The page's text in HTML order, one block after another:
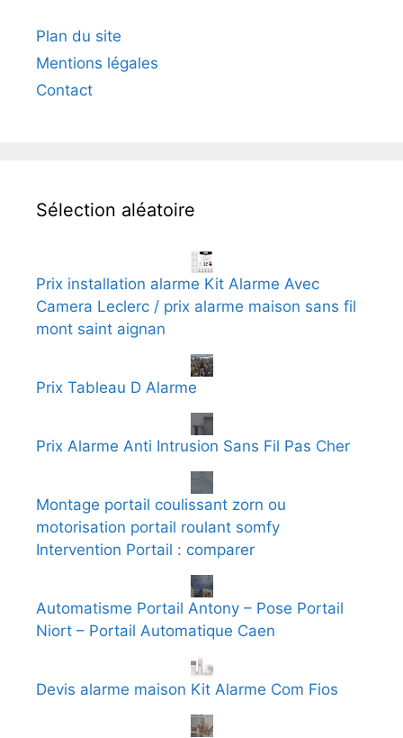
Plan du site
Mentions légales
Contact
Sélection aléatoire
Prix installation alarme Kit Alarme Avec
Camera Leclerc / prix alarme maison sans fil
mont saint aignan
Prix Tableau D Alarme
Prix Alarme Anti Intrusion Sans Fil Pas Cher
Montage portail coulissant zorn ou
motorisation portail roulant somfy
Intervention Portail : comparer
Automatisme Portail Antony – Pose Portail
Niort – Portail Automatique Caen
Devis alarme maison Kit Alarme Com Fios